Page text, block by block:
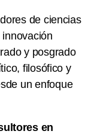
de ciencias
y posgrado
filosófico y
un enfoque
en